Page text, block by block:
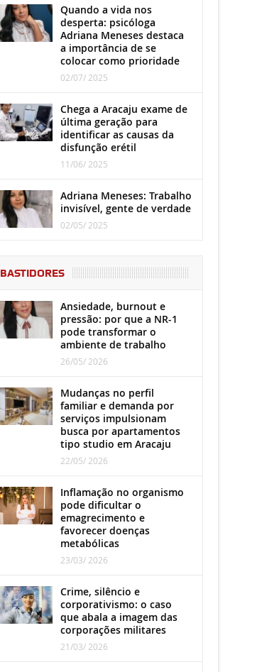
Quando a vida nos
desperta: psicóloga
Adriana Meneses destaca
a importância de se
colocar como prioridade
02/07/ 2025
Chega a Aracaju exame de
última geração para
identificar as causas da
disfunção erétil
11/06/ 2025
Adriana Meneses: Trabalho
invisível, gente de verdade
02/05/ 2025
BASTIDORES
Ansiedade, burnout e
pressão: por que a NR-1
pode transformar o
ambiente de trabalho
26/05/ 2026
Mudanças no perfil
familiar e demanda por
serviços impulsionam
busca por apartamentos
tipo studio em Aracaju
22/05/ 2026
Inflamação no organismo
pode dificultar o
emagrecimento e
favorecer doenças
metabólicas
23/03/ 2026
Crime, silêncio e
corporativismo: o caso
que abala a imagem das
corporações militares
21/03/ 2026